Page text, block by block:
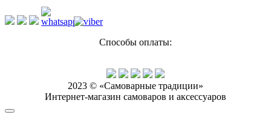
Способы оплаты:
2023 © «Самоварные традиции»
Интернет-магазин самоваров и аксессуаров